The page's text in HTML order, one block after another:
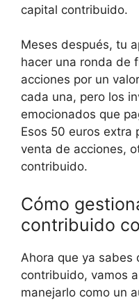
capital contribuido.
Meses después, tu
hacer una ronda de
acciones por un
cada una, pero los
emocionados que
Esos 50 euros extra
venta de acciones,
contribuido.
Cómo
contribuido
Ahora que ya sabes
contribuido, vamos
manejarlo como un